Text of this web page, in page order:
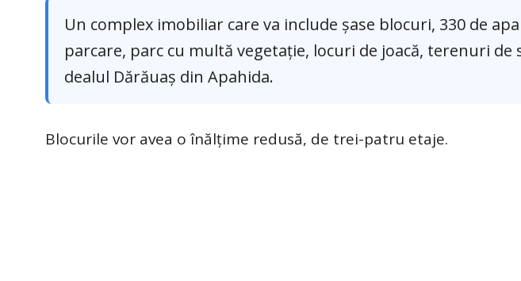
Un complex imobiliar care va include șase blocuri, 330 de
parcare, parc cu multă vegetație, locuri de joacă, terenuri
dealul Dărăuaș din Apahida.
Blocurile vor avea o înălțime redusă, de trei-patru etaje.